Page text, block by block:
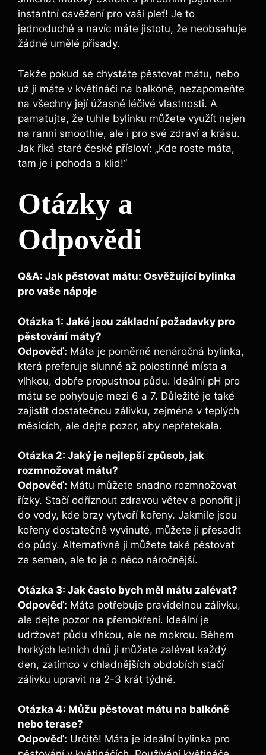
instantní osvěžení pro vaši pleť! Je to
jednoduché a navíc máte jistotu, že neobsahuje
žádné umělé přísady.
Takže pokud se chystáte pěstovat mátu, nebo
už ji máte v květináči na balkóně, nezapomeňte
na všechny její úžasné léčivé vlastnosti. A
pamatujte, že tuhle bylinku můžete využít nejen
na ranní smoothie, ale i pro své zdraví a krásu.
Jak říká staré české přísloví: „Kde roste máta,
tam je i pohoda a klid!“
Otázky a
Odpovědi
Q&A: Jak pěstovat mátu: Osvěžující bylinka
pro vaše nápoje
Otázka 1: Jaké jsou základní požadavky pro
pěstování máty?
Odpověď: Máta je poměrně nenáročná bylinka,
která preferuje slunné až polostinné místa a
vlhkou, dobře propustnou půdu. Ideální pH pro
mátu se pohybuje mezi 6 a 7. Důležité je také
zajistit dostatečnou zálivku, zejména v teplých
měsících, ale dejte pozor, aby nepřetekala.
Otázka 2: Jaký je nejlepší způsob, jak
rozmnožovat mátu?
Odpověď: Mátu můžete snadno rozmnožovat
řízky. Stačí odříznout zdravou větev a ponořit ji
do vody, kde brzy vytvoří kořeny. Jakmile jsou
kořeny dostatečně vyvinuté, můžete ji přesadit
do půdy. Alternativně ji můžete také pěstovat
ze semen, ale to je o něco náročnější.
Otázka 3: Jak často bych měl mátu zalévat?
Odpověď: Máta potřebuje pravidelnou zálivku,
ale dejte pozor na přemokření. Ideální je
udržovat půdu vlhkou, ale ne mokrou. Během
horkých letních dnů ji můžete zalévat každý
den, zatímco v chladnějších obdobích stačí
zálivku upravit na 2-3 krát týdně.
Otázka 4: Můžu pěstovat mátu na balkóně
nebo terase?
Odpověď: Určitě! Máta je ideální bylinka pro